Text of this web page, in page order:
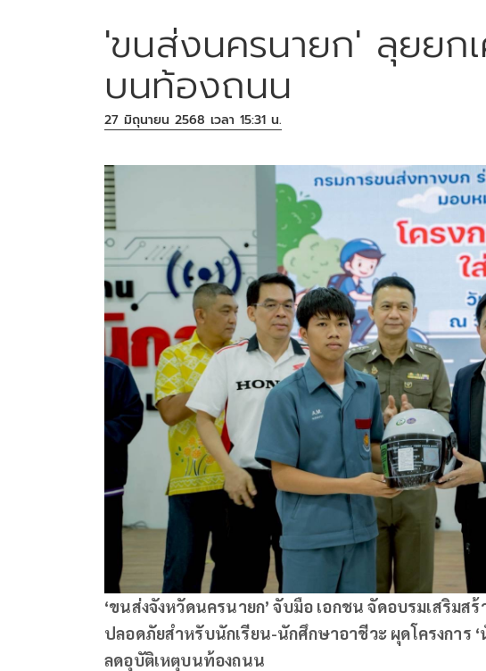
'ขนส่งนครนายก' ลุยยก
บนท้องถนน
27 มิถุนายน 2568 เวลา 15:31 น.
‘ขนส่งจังหวัดนครนายก’ จับมือ เอกชน จัดอบรมเสริม
ปลอดภัยสำหรับนักเรียน-นักศึกษาอาชีวะ ผุดโครงการ
ลดอุบัติเหตุบนท้องถนน